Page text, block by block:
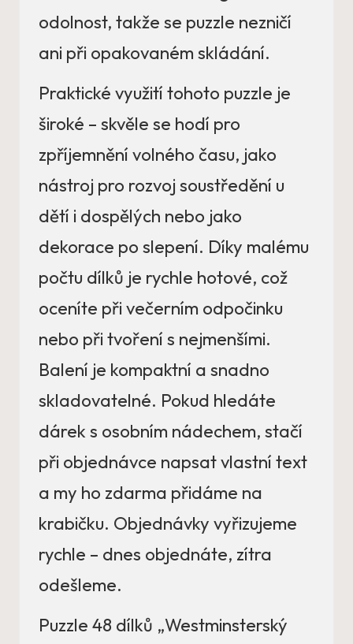
odolnost, takže se puzzle nezničí
ani při opakovaném skládání.
Praktické využití tohoto puzzle je
široké – skvěle se hodí pro
zpříjemnění volného času, jako
nástroj pro rozvoj soustředění u
dětí i dospělých nebo jako
dekorace po slepení. Díky malému
počtu dílků je rychle hotové, což
oceníte při večerním odpočinku
nebo při tvoření s nejmenšími.
Balení je kompaktní a snadno
skladovatelné. Pokud hledáte
dárek s osobním nádechem, stačí
při objednávce napsat vlastní text
a my ho zdarma přidáme na
krabičku. Objednávky vyřizujeme
rychle – dnes objednáte, zítra
odešleme.
Puzzle 48 dílků „Westminsterský